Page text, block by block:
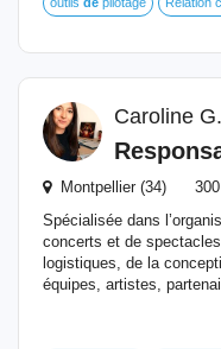
Caroline G.
Montpellier (34) 300
Spécialisée dans
concerts et de
logistiques, de la
équipes, artistes,